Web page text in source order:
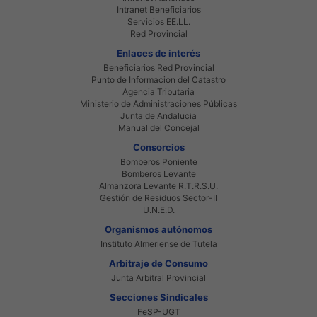
Intranet Beneficiarios
Servicios EE.LL.
Red Provincial
Enlaces de interés
Beneficiarios Red Provincial
Punto de Informacion del Catastro
Agencia Tributaria
Ministerio de Administraciones Públicas
Junta de Andalucia
Manual del Concejal
Consorcios
Bomberos Poniente
Bomberos Levante
Almanzora Levante R.T.R.S.U.
Gestión de Residuos Sector-II
U.N.E.D.
Organismos autónomos
Instituto Almeriense de Tutela
Arbitraje de Consumo
Junta Arbitral Provincial
Secciones Sindicales
FeSP-UGT